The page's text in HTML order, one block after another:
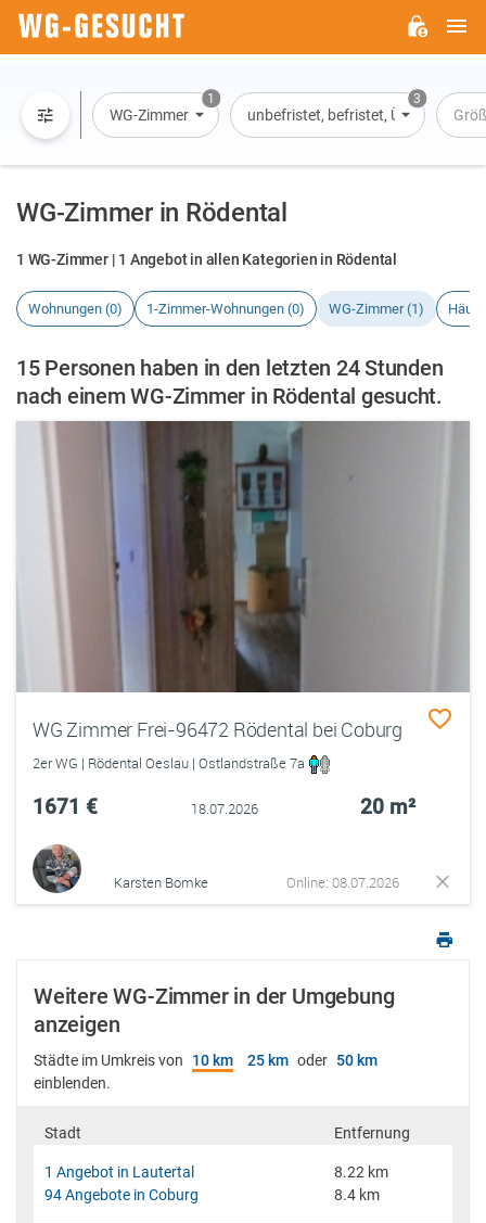
1
WG-Zimmer
3
unbefristet, befristet, Übernachtung
WG-Zimmer in Rödental
1 WG-Zimmer | 1 Angebot in allen Kategorien in Rödental
Wohnungen (0) 1-Zimmer-Wohnungen (0) WG-Zimmer (1)
15 Personen haben in den letzten 24 Stunden
nach einem WG-Zimmer in Rödental gesucht.
WG Zimmer Frei-96472 Rödental bei Coburg
2er WG | Rödental Oeslau | Ostlandstraße 7a
1671 € 18.07.2026 20 m²
Karsten Bomke Online: 08.07.2026
Weitere WG-Zimmer in der Umgebung
anzeigen
Städte im Umkreis von 10 km 25 km oder 50 km
einblenden.
Stadt Entfernung
1 Angebot in Lautertal
8.22 km
94 Angebote in Coburg
8.4 km